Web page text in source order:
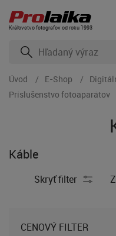
Kráľovstvo fotografov od roku 1993
Úvod E-Shop
Príslušenstvo fotoaparátov
Káble
Skryť filter
CENOVÝ FILTER